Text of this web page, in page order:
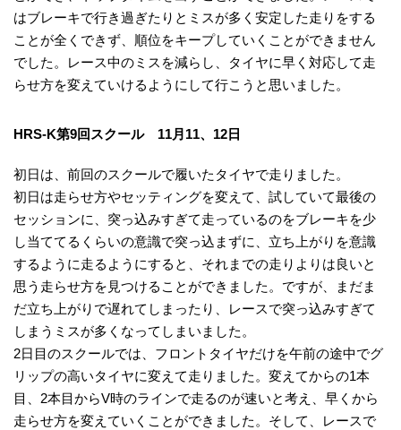
はブレーキで行き過ぎたりとミスが多く安定した走りをする
ことが全くできず、順位をキープしていくことができません
でした。レース中のミスを減らし、タイヤに早く対応して走
らせ方を変えていけるようにして行こうと思いました。
HRS-K第9回スクール 11月11、12日
初日は、前回のスクールで履いたタイヤで走りました。
初日は走らせ方やセッティングを変えて、試していて最後の
セッションに、突っ込みすぎて走っているのをブレーキを少
し当ててるくらいの意識で突っ込まずに、立ち上がりを意識
するように走るようにすると、それまでの走りよりは良いと
思う走らせ方を見つけることができました。ですが、まだま
だ立ち上がりで遅れてしまったり、レースで突っ込みすぎて
しまうミスが多くなってしまいました。
2日目のスクールでは、フロントタイヤだけを午前の途中でグ
リップの高いタイヤに変えて走りました。変えてからの1本
目、2本目からV時のラインで走るのが速いと考え、早くから
走らせ方を変えていくことができました。そして、レースで